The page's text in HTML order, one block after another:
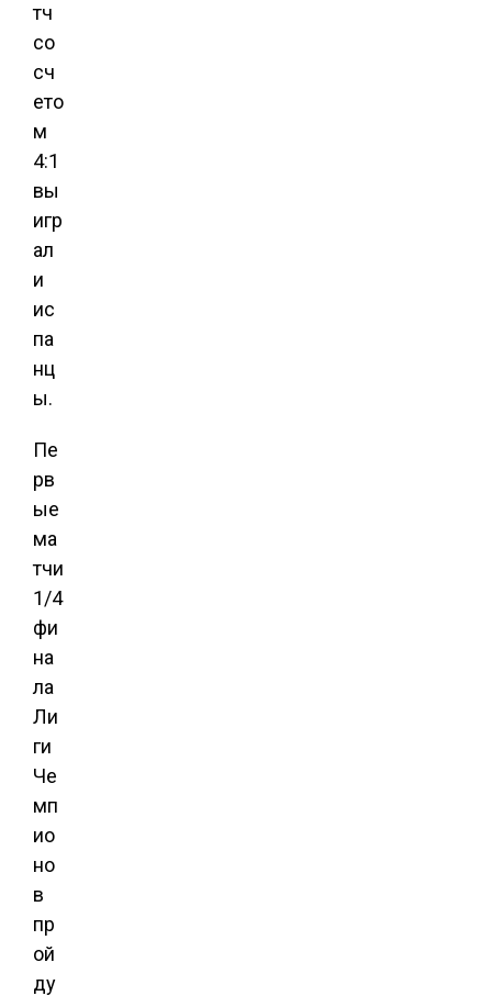
тч
со
сч
ето
м
4:1
вы
игр
ал
и
ис
па
нц
ы.
Пе
рв
ые
ма
тчи
1/4
фи
на
ла
Ли
ги
Че
мп
ио
но
в
пр
ой
ду